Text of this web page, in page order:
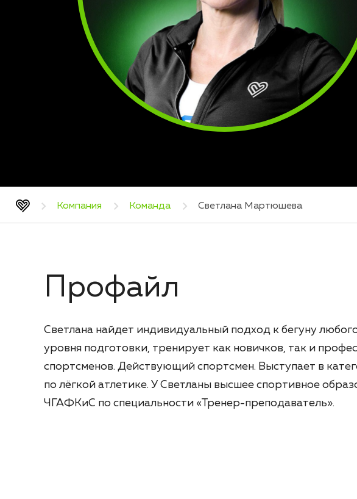
Компания Команда Светлана Мартюшева
Профайл
Светлана найдет индивидуальный подход к бегуну
уровня подготовки, тренирует как новичков, так и
спортсменов. Действующий спортсмен. Выступает в
по лёгкой атлетике. У Светланы высшее спортивное
ЧГАФКиС по специальности «Тренер-преподаватель».